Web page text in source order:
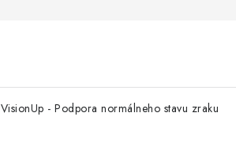
VisionUp - Podpora normálneho stavu zraku